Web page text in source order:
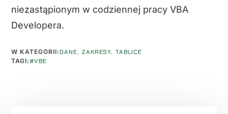
niezastąpionym w codziennej pracy VBA
Developera.
W KATEGORII:DANE, ZAKRESY, TABLICE
TAGI:#VBE